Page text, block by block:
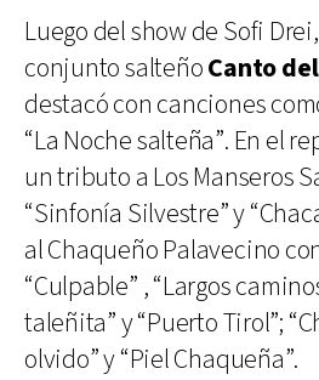
Luego del show de Sofi
conjunto salteñoCanto
destacó con canciones
“La Noche salteña”. En el
un tributo a Los Manseros
“Sinfonía Silvestre” y
al Chaqueño Palavecino
“Culpable” , “Largos
taleñita” y “Puerto Tirol”;
olvido” y “Piel Chaqueña”.